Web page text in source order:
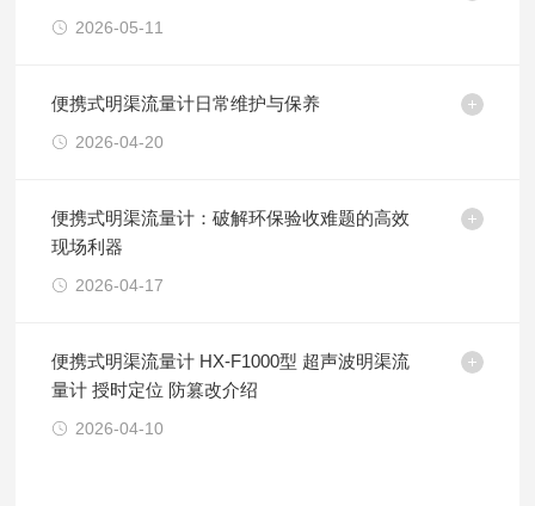
2026-05-11
便携式明渠流量计日常维护与保养
2026-04-20
便携式明渠流量计：破解环保验收难题的高效
现场利器
2026-04-17
便携式明渠流量计 HX-F1000型 超声波明渠流
量计 授时定位 防篡改介绍
2026-04-10